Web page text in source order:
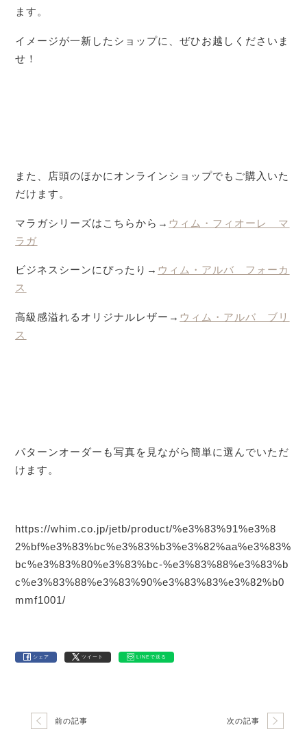
ます。
イメージが一新したショップに、ぜひお越しくださいま
せ！
また、店頭のほかにオンラインショップでもご購入いた
だけます。
マラガシリーズはこちらから→ ウィム・フィオーレ マ
ラガ
ビジネスシーンにぴったり→ ウィム・アルバ フォーカ
ス
高級感溢れるオリジナルレザー→ ウィム・アルバ ブリ
ス
パターンオーダーも写真を見ながら簡単に選んでいただ
けます。
https://whim.co.jp/jetb/product/%e3%83%91%e3%8
2%bf%e3%83%bc%e3%83%b3%e3%82%aa%e3%83%
bc%e3%83%80%e3%83%bc-%e3%83%88%e3%83%b
c%e3%83%88%e3%83%90%e3%83%83%e3%82%b0
mmf1001/
シェア ツイート LINEで送る
前の記事 次の記事